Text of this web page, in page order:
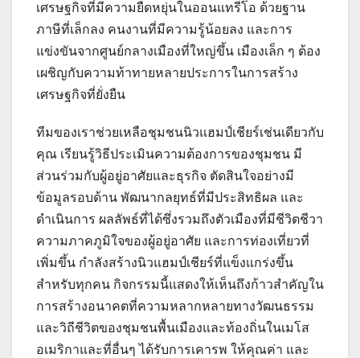
เศรษฐกิจที่มีความยืดหยุ่นในออนแทรีโอ ด้วยฐาน
ภาษีที่เล็กลง คนงานที่มีความรู้น้อยลง และการ
แข่งขันจากศูนย์กลางเมืองที่ใหญ่ขึ้น เมืองเล็ก ๆ ต้อง
เผชิญกับความท้าทายหลายประการในการสร้าง
เศรษฐกิจที่ยั่งยืน
ทีมของเราช่วยเหลือชุมชนนิวแฮมป์เชียร์เช่นเดียวกับ
คุณ เรียนรู้วิธีประเมินความต้องการของชุมชน มี
ส่วนร่วมกับผู้อยู่อาศัยและธุรกิจ ตัดสินใจอย่างมี
ข้อมูลรอบด้าน พัฒนากลยุทธ์ที่มีประสิทธิผล และ
ดำเนินการ ผลลัพธ์ที่ได้ซึ่งรวมถึงตัวเมืองที่มีชีวิตชีวา
ความภาคภูมิใจของผู้อยู่อาศัย และการท่องเที่ยวที่
เพิ่มขึ้น กำลังสร้างนิวแฮมป์เชียร์ที่แข็งแกร่งขึ้น
สำหรับทุกคน กิจกรรมนี้แสดงให้เห็นถึงก้าวสำคัญใน
การสร้างอนาคตที่ความหลากหลายทางวัฒนธรรม
และวิถีชีวิตของชุมชนพื้นเมืองและท้องถิ่นในเมโส
อเมริกาและที่อื่นๆ ได้รับการเคารพ ให้คุณค่า และ